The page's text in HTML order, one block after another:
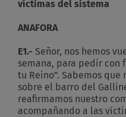
víctimas del sistema
ANAFORA
E1.- Señor, nos hemos
semana, para pedir con
tu Reino”. Sabemos
sobre el barro del
reafirmamos nuestro
acompañando a las